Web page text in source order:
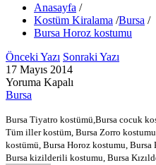
Anasayfa /
Kostüm Kiralama /Bursa /
Bursa Horoz kostumu
Önceki Yazı Sonraki Yazı
17 Mayıs 2014
Yoruma Kapalı
Bursa
Bursa Tiyatro kostümü,Bursa cocuk
Tüm iller kostüm, Bursa Zorro
kostümü, Bursa Horoz kostumu, Bursa
Bursa kizilderili kostumu, Bursa